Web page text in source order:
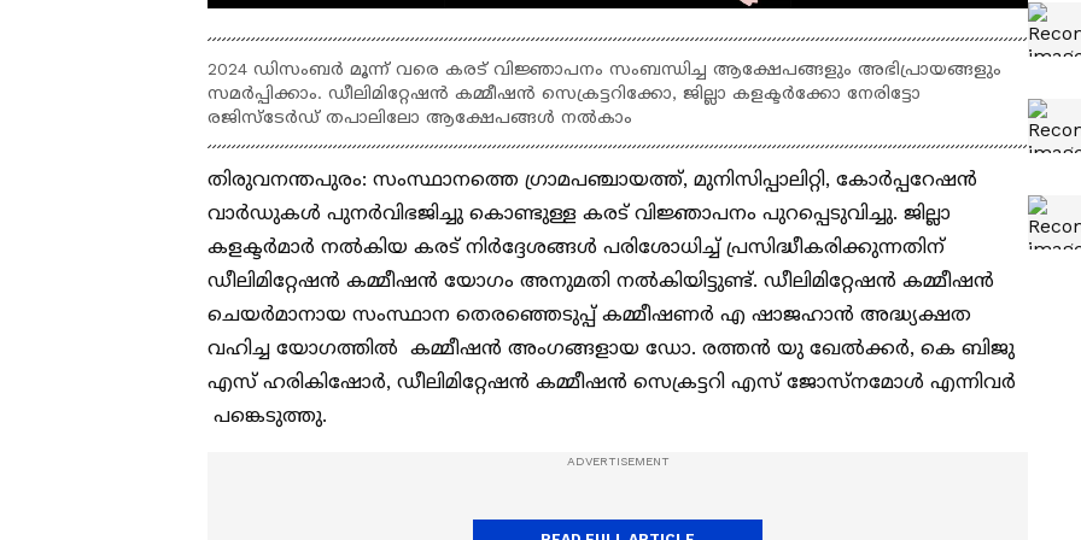
2024 ഡിസംബർ മൂന്ന് വരെ കരട് വിജ്ഞാപനം സംബന്ധിച്ച ആക്ഷേപങ്ങളും അഭിപ്രായങ്ങളും
സമർപ്പിക്കാം. ഡീലിമിറ്റേഷൻ കമ്മീഷൻ സെക്രട്ടറിക്കോ, ജില്ലാ കളക്ടർക്കോ നേരിട്ടോ
രജിസ്ടേർഡ് തപാലിലോ ആക്ഷേപങ്ങൾ നൽകാം
തിരുവനന്തപുരം: സംസ്ഥാനത്തെ ഗ്രാമപഞ്ചായത്ത്, മുനിസിപ്പാലിറ്റി, കോർപ്പറേഷൻ
വാർഡുകൾ പുനർവിഭജിച്ചു കൊണ്ടുള്ള കരട് വിജ്ഞാപനം പുറപ്പെടുവിച്ചു. ജില്ലാ
കളക്ടർമാർ നൽകിയ കരട് നിർദ്ദേശങ്ങൾ പരിശോധിച്ച് പ്രസിദ്ധീകരിക്കുന്നതിന്
ഡീലിമിറ്റേഷൻ കമ്മീഷൻ യോഗം അനുമതി നൽകിയിട്ടുണ്ട്. ഡീലിമിറ്റേഷൻ കമ്മീഷൻ
ചെയർമാനായ സംസ്ഥാന തെരഞ്ഞെടുപ്പ് കമ്മീഷണർ എ ഷാജഹാൻ അദ്ധ്യക്ഷത
വഹിച്ച യോഗത്തിൽ കമ്മീഷൻ അംഗങ്ങളായ ഡോ. രത്തന്‍ യു ഖേല്‍ക്കര്‍, കെ ബിജു
എസ് ഹരികിഷോര്‍, ഡീലിമിറ്റേഷൻ കമ്മീഷന്‍ സെക്രട്ടറി എസ് ജോസ്‌നമോള്‍ എന്നിവർ
പങ്കെടുത്തു.